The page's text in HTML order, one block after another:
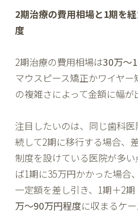
2期治療の費用相場と1期を
度
2期治療の費用相場は30万〜
マウスピース矯正かワイヤ
の複雑さによって金額に幅が
注目したいのは、同じ歯科
続して2期に移行する場合、
制度を設けている医院が多い
ば1期に35万円かかった場合
一定額を差し引き、1期＋2
万〜90万円程度に収まるケ